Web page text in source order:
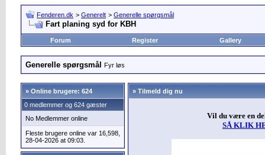
Fenderen.dk > Generelt > Generelle spørgsmål
Fart planing syd for KBH
Forum Register Gallery
Generelle spørgsmål Fyr løs
» Online brugere: 624
0 medlemmer og 624 gæster
No Medlemmer online
Fleste brugere online var 16,598,
28-04-2026 at 09:03.
» Tilmeld dig nu
Vil du være en
SÅ KLIK